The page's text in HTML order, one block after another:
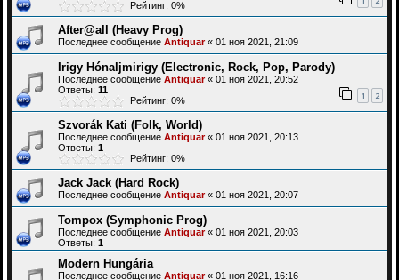
Рейтинг: 0%
After@all (Heavy Prog)
Последнее сообщение Antiquar« 01 ноя 2021, 21:09
Irigy Hónaljmirigy (Electronic, Rock, Pop, Parody)
Последнее сообщение Antiquar« 01 ноя 2021, 20:52
Ответы: 11 1 2
Рейтинг: 0%
Szvorák Kati (Folk, World)
Последнее сообщение Antiquar« 01 ноя 2021, 20:13
Ответы: 1
Рейтинг: 0%
Jack Jack (Hard Rock)
Последнее сообщение Antiquar« 01 ноя 2021, 20:07
Tompox (Symphonic Prog)
Последнее сообщение Antiquar« 01 ноя 2021, 20:03
Ответы: 1
Modern Hungária
Последнее сообщение Antiquar« 01 ноя 2021, 16:16